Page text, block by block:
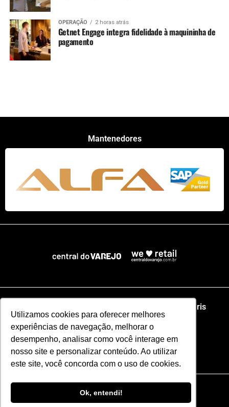
Utilizamos cookies para oferecer melhores
experiências de navegação, melhorar o
desempenho, analisar como você interage em
nosso site e personalizar conteúdo. Ao utilizar
este site, você concorda com o uso de cookies.
Ok, entendi!
OPERAÇÃO 2 horas atrás
Getnet Engage integra fidelidade à maquininha de
pagamento
Mantenedores
NRF Paris
Web Summit Lisboa Web Summit Rio
Especial NRF2026
CNPJ: 51.110.853/0001-17